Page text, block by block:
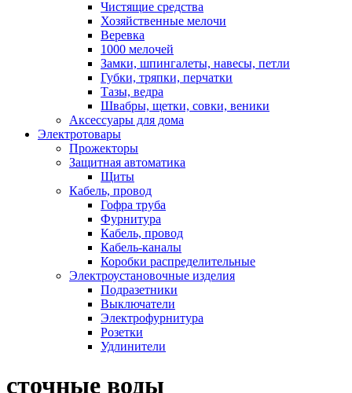
Чистящие средства
Хозяйственные мелочи
Веревка
1000 мелочей
Замки, шпингалеты, навесы, петли
Губки, тряпки, перчатки
Тазы, ведра
Швабры, щетки, совки, веники
Аксессуары для дома
Электротовары
Прожекторы
Защитная автоматика
Щиты
Кабель, провод
Гофра труба
Фурнитура
Кабель, провод
Кабель-каналы
Коробки распределительные
Электроустановочные изделия
Подразетники
Выключатели
Электрофурнитура
Розетки
Удлинители
сточные воды